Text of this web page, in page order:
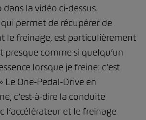
dans la vidéo ci-dessus.
qui permet de récupérer de
le freinage, est particulièrement
presque comme si quelqu’un
lorsque je freine: c’est
Le One-Pedal-Drive en
c’est-à-dire la conduite
l’accélérateur et le freinage